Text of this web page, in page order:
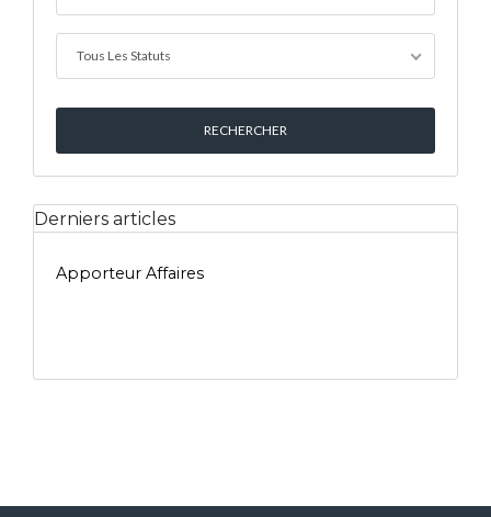
Tous Les Statuts
Derniers articles
Apporteur Affaires